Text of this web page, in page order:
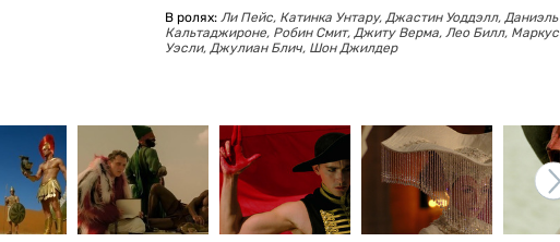
В ролях: Ли Пейс, Катинка Унтару, Джастин Уоддэлл, Даниэль
Кальтаджироне, Робин Смит, Джиту Верма, Лео Билл, Маркус
Уэсли, Джулиан Блич, Шон Джилдер